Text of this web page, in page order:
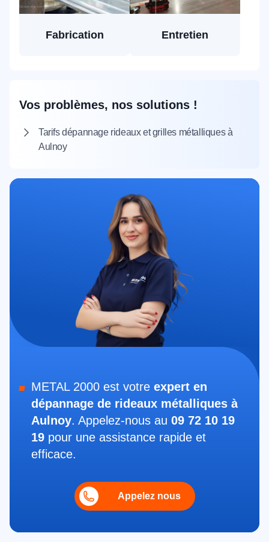
Fabrication Entretien
Vos problèmes, nos solutions !
Tarifs dépannage rideaux et grilles métalliques à
Aulnoy
METAL 2000 est votre expert en
dépannage de rideaux métalliques à
Aulnoy. Appelez-nous au 09 72 10 19
19 pour une assistance rapide et
efficace.
Appelez nous